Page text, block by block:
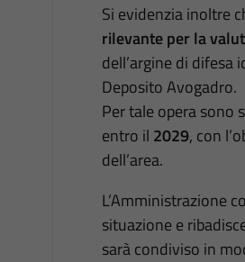
Si evidenzia inoltre
rilevante per la
dell’argine di difesa
Deposito Avogadro.
Per tale opera sono
entro il 2029, con
dell’area.
L’Amministrazione
situazione e
sarà condiviso in